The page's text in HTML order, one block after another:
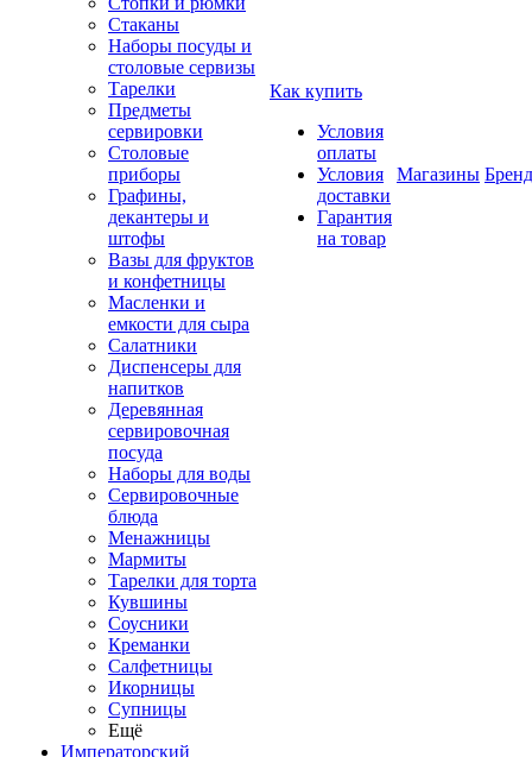
Стаканы
Наборы посуды и
столовые сервизы
Тарелки
Предметы
сервировки
Столовые
приборы
Графины,
декантеры и
штофы
Вазы для фруктов
и конфетницы
Масленки и
емкости для сыра
Салатники
Диспенсеры для
напитков
Деревянная
сервировочная
посуда
Наборы для воды
Сервировочные
блюда
Менажницы
Мармиты
Тарелки для торта
Кувшины
Соусники
Креманки
Салфетницы
Икорницы
Супницы
Ещё
Императорский
Как купить
Условия
оплаты
Условия
доставки
Гарантия
на товар
Магазины